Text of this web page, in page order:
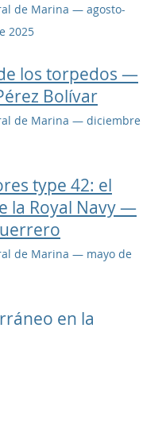
de Marina — agosto-
2025
los torpedos —
Bolívar
de Marina — diciembre
type 42: el
la Royal Navy —
de Marina — mayo de
en la